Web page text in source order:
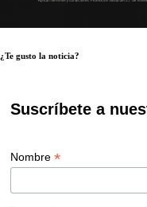
¿Te gusto la noticia?
Suscríbete a
Nombre*